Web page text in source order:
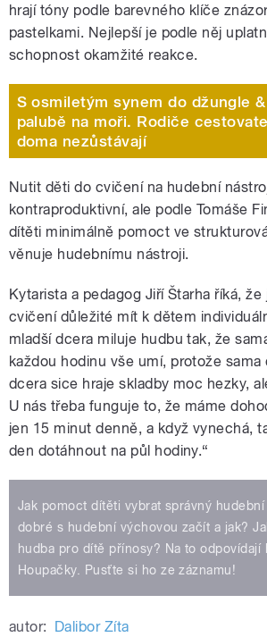
hrají tóny podle barevného klíče
pastelkami. Nejlepší je podle něj
schopnost okamžité reakce.
S osmiletým synem do džungle
palubě na moři. Rodiče
doma nezůstávají
Nutit děti do cvičení na hudební
kontraproduktivní, ale podle Tomáše
dítěti minimálně pomoct ve
věnuje hudebnímu nástroji.
Kytarista a pedagog Jiří Štarha říká,
cvičení důležité mít k dětem
mladší dcera miluje hudbu tak, že
každou hodinu vše umí, protože
dcera sice hraje skladby moc hezky,
U nás třeba funguje to, že máme
jen 15 minut denně, a když vynechá,
den dotáhnout na půl hodiny.“
Jak pomoct dítěti vybrat správný
dobré s hudební výchovou začít a jak?
hudba pro dítě přínosy? Na to odpovídají
Houpačky. Pusťte si ho ze záznamu!
autor: Dalibor Zíta